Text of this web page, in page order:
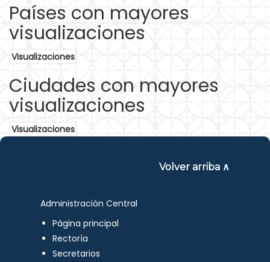
Países con mayores
visualizaciones
Visualizaciones
Ciudades con mayores
visualizaciones
Visualizaciones
Volver arriba ∧
Administración Central
Página principal
Rectoría
Secretarios